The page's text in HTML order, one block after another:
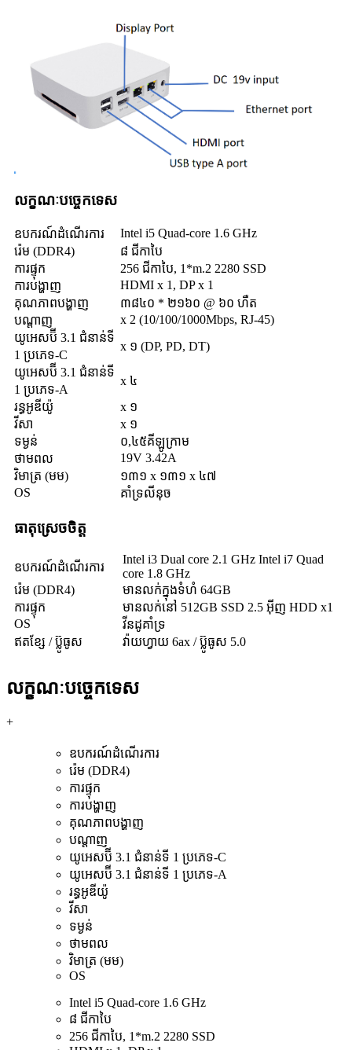
លក្ខណៈបច្ចេកទេស
ឧបករណ៍ដំណើរការ
Intel i5 Quad-core 1.6 GHz
រ៉េម (DDR4)
៨ ជីកាបៃ
ការផ្ទុក
256 ជីកាបៃ, 1*m.2 2280 SSD
ការបង្ហាញ
HDMI x 1, DP x 1
គុណភាពបង្ហាញ
៣៨៤០ * ២១៦០ @ ៦០ ហឺត
បណ្តាញ
x 2 (10/100/1000Mbps, RJ-45)
យូអេសប៊ី 3.1 ជំនាន់ទី
1 ប្រភេទ-C
x ១ (DP, PD, DT)
យូអេសប៊ី 3.1 ជំនាន់ទី
1 ប្រភេទ-A
x ៤
រន្ធអូឌីយ៉ូ
x ១
វីសា
x ១
ទម្ងន់
០,៤៥គីឡូក្រាម
ថាមពល
19V 3.42A
វិមាត្រ (មម)
១៣១ x ១៣១ x ៤៧
OS
គាំទ្រលីនុច
ធាតុស្រេចចិត្ត
ឧបករណ៍ដំណើរការ
Intel i3 Dual core 2.1 GHz Intel i7 Quad
core 1.8 GHz
រ៉េម (DDR4)
មានលក់ក្នុងទំហំ 64GB
ការផ្ទុក
មានលក់នៅ 512GB SSD 2.5 អ៊ីញ HDD x1
OS
វីនដូគាំទ្រ
ឥតខ្សែ / ប៊្លូធូស
វ៉ាយហ្វាយ 6ax / ប៊្លូធូស 5.0
លក្ខណៈបច្ចេកទេស
+
ឧបករណ៍ដំណើរការ
រ៉េម (DDR4)
ការផ្ទុក
ការបង្ហាញ
គុណភាពបង្ហាញ
បណ្តាញ
យូអេសប៊ី 3.1 ជំនាន់ទី 1 ប្រភេទ-C
យូអេសប៊ី 3.1 ជំនាន់ទី 1 ប្រភេទ-A
រន្ធអូឌីយ៉ូ
វីសា
ទម្ងន់
ថាមពល
វិមាត្រ (មម)
OS
Intel i5 Quad-core 1.6 GHz
៨ ជីកាបៃ
256 ជីកាបៃ, 1*m.2 2280 SSD